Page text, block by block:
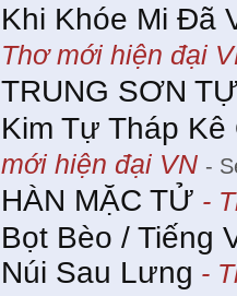
Khi Khóe Mi Đã
Thơ mới hiện đại
TRUNG SƠN
Kim Tự Tháp
mới hiện đại VN -
HÀN MẶC TỬ -
Bọt Bèo / Tiếng
Núi Sau Lưng -